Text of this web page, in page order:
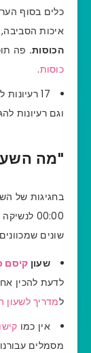
כלים בסוף
איכות
הכוסות. פה
כוסות.
17 רעיונות ל
וגם רעיונות
"מה
בחגיגות של
00:00
שונים
שעון קיסם
לדעת להכין
למדריך לשעון
אין כמו
מסמלים